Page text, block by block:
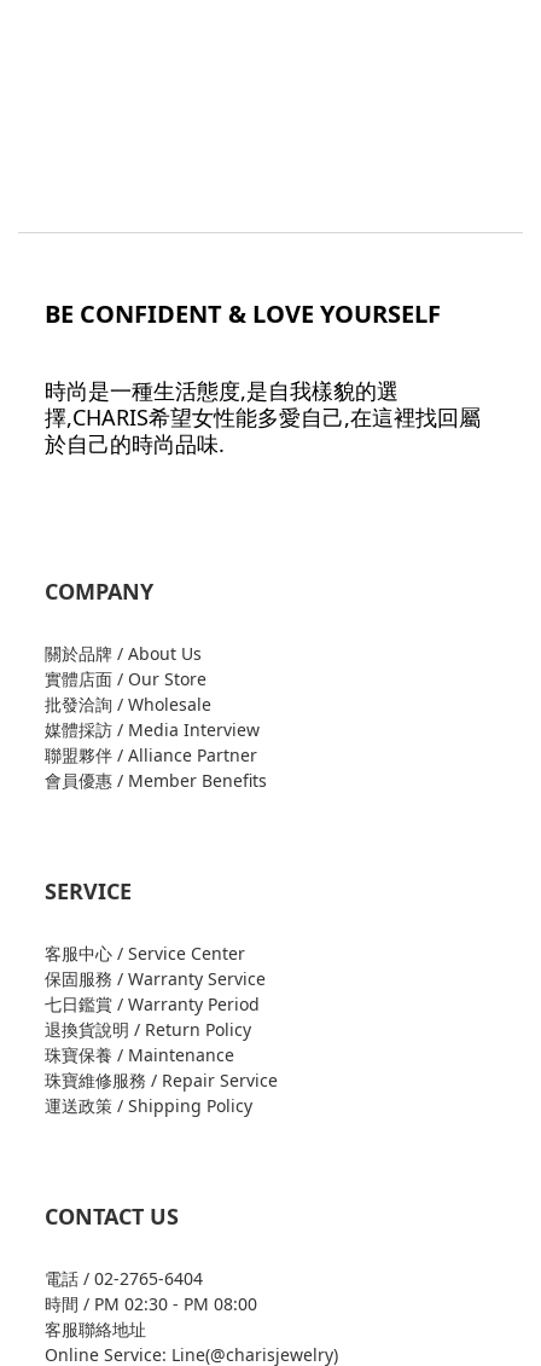
BE CONFIDENT & LOVE YOURSELF
時尚是一種生活態度,是自我樣貌的選
擇,CHARIS希望女性能多愛自己,在這裡找回屬
於自己的時尚品味.
COMPANY
關於品牌 / About Us
實體店面 / Our Store
批發洽詢 / Wholesale
媒體採訪 / Media Interview
聯盟夥伴 / Alliance Partner
會員優惠 / Member Benefits
SERVICE
客服中心 / Service Center
保固服務 / Warranty Service
七日鑑賞 / Warranty Period
退換貨說明 / Return Policy
珠寶保養 / Maintenance
珠寶維修服務 / Repair Service
運送政策 / Shipping Policy
CONTACT US
電話 / 02-2765-6404
時間 / PM 02:30 - PM 08:00
客服聯絡地址
Online Service: Line(@charisjewelry)